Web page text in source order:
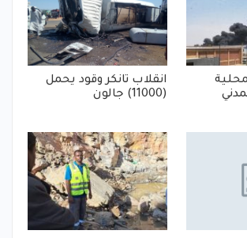
انقلاب تانكر وقود يحمل
(11000) جالون